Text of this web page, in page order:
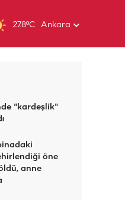
27.8ºC Ankara
"kardeşlik"
öne
anne